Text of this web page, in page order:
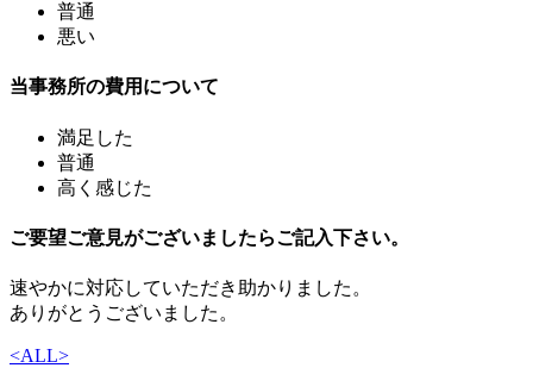
普通
悪い
当事務所の費用について
満足した
普通
高く感じた
ご要望ご意見がございましたらご記入下さい。
速やかに対応していただき助かりました。
ありがとうございました。
<ALL>